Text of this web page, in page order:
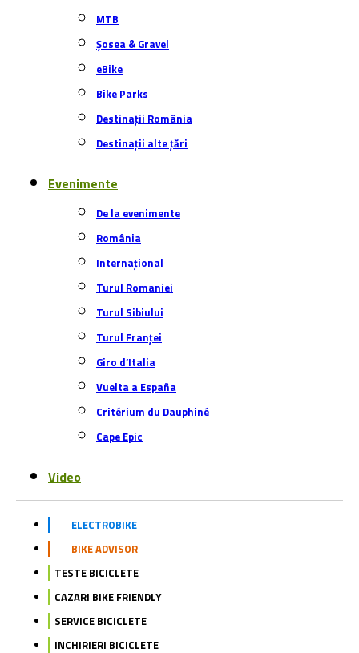
MTB
Șosea & Gravel
eBike
Bike Parks
Destinații România
Destinații alte țări
Evenimente
De la evenimente
România
Internațional
Turul Romaniei
Turul Sibiului
Turul Franței
Giro d’Italia
Vuelta a España
Critérium du Dauphiné
Cape Epic
Video
ELECTROBIKE
BIKE ADVISOR
TESTE BICICLETE
CAZARI BIKE FRIENDLY
SERVICE BICICLETE
INCHIRIERI BICICLETE